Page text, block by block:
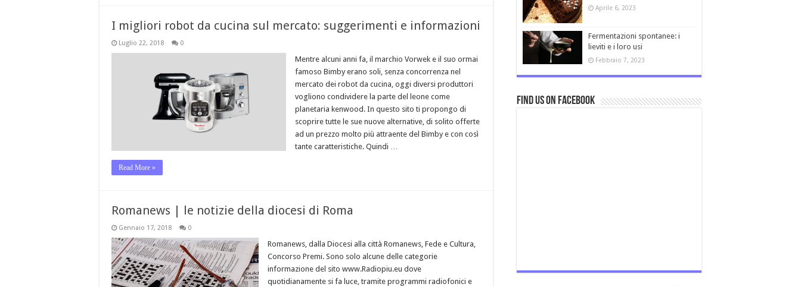
I migliori robot da cucina sul mercato: suggerimenti e informazioni
Luglio 22, 2018 0
Mentre alcuni anni fa, il marchio Vorwek e il suo ormai
famoso Bimby erano soli, senza concorrenza nel
mercato dei robot da cucina, oggi diversi produttori
vogliono condividere la parte del leone come
planetaria kenwood. In questo sito ti propongo di
scoprire tutte le sue nuove alternative, di solito offerte
ad un prezzo molto più attraente del Bimby e con così
tante caratteristiche. Quindi …
Read More »
Romanews | le notizie della diocesi di Roma
Gennaio 17, 2018 0
Romanews, dalla Diocesi alla città Romanews, Fede e Cultura,
Concorso Premi. Sono solo alcune delle categorie
informazione del sito www.Radiopiu.eu dove
quotidianamente si fa luce, tramite programmi radiofonici e
Aprile 6, 2023
Fermentazioni spontanee: i
lieviti e i loro usi
Febbraio 7, 2023
Find us on Facebook